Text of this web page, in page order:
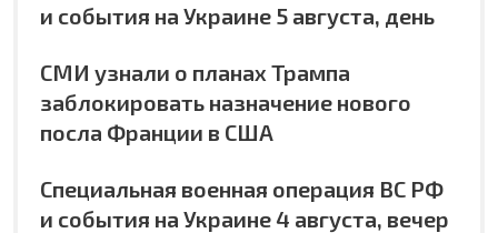
и события на Украине 5 августа, день
СМИ узнали о планах Трампа
заблокировать назначение нового
посла Франции в США
Специальная военная операция ВС РФ
и события на Украине 4 августа, вечер